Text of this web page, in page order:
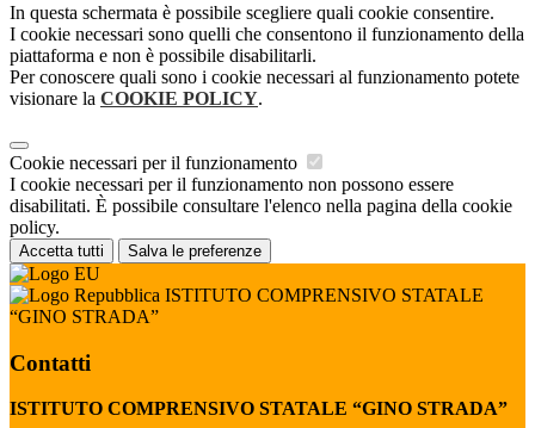
In questa schermata è possibile scegliere quali cookie consentire.
I cookie necessari sono quelli che consentono il funzionamento della
piattaforma e non è possibile disabilitarli.
Per conoscere quali sono i cookie necessari al funzionamento potete
visionare la COOKIE POLICY.
Cookie necessari per il funzionamento
I cookie necessari per il funzionamento non possono essere
disabilitati. È possibile consultare l'elenco nella pagina della cookie
policy.
Accetta tutti Salva le preferenze
ISTITUTO COMPRENSIVO STATALE
“GINO STRADA”
Contatti
ISTITUTO COMPRENSIVO STATALE “GINO STRADA”